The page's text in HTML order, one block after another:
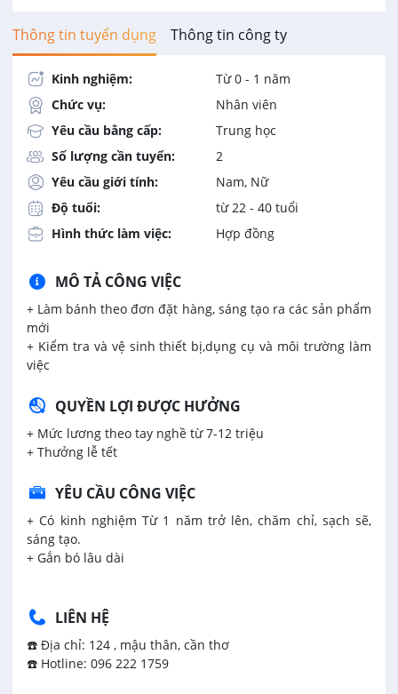
Thông tin tuyển dụng Thông tin công ty
Kinh nghiệm:
Từ 0 - 1 năm
Chức vụ:
Nhân viên
Yêu cầu bằng cấp:
Trung học
Số lượng cần tuyển:
2
Yêu cầu giới tính:
Nam, Nữ
Độ tuổi:
từ 22 - 40 tuổi
Hình thức làm việc:
Hợp đồng
MÔ TẢ CÔNG VIỆC
+ Làm bánh theo đơn đặt hàng, sáng tạo ra các sản phẩm
mới
+ Kiểm tra và vệ sinh thiết bị,dụng cụ và môi trường làm
việc
QUYỀN LỢI ĐƯỢC HƯỞNG
+ Mức lương theo tay nghề từ 7-12 triệu
+ Thưởng lễ tết
YÊU CẦU CÔNG VIỆC
+ Có kinh nghiệm Từ 1 năm trở lên, chăm chỉ, sạch sẽ,
sáng tạo.
+ Gắn bó lâu dài
LIÊN HỆ
☎️ Địa chỉ: 124 , mậu thân, cần thơ
☎️ Hotline: 096 222 1759